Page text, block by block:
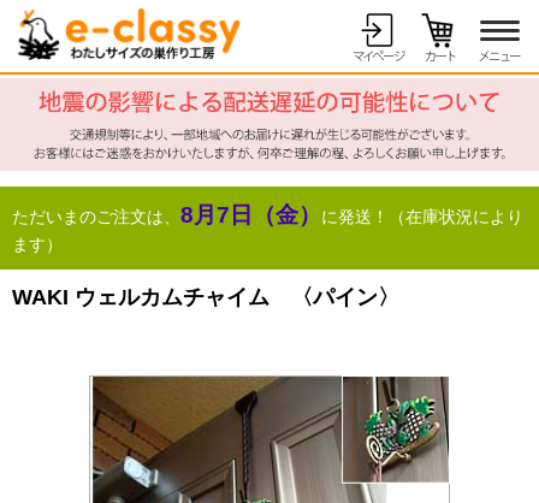
ただいまのご注文は、 8月7日（金）
に発送！（在庫状況により
ます）
WAKI ウェルカムチャイム 〈パイン〉